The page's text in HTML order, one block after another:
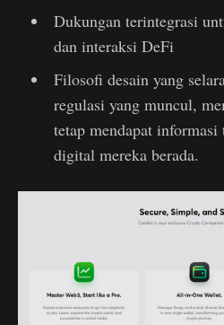
Dukungan terintegrasi
dan interaksi DeFi
Filosofi desain yang
regulasi yang muncul,
tetap mendapat informasi
digital mereka berada.